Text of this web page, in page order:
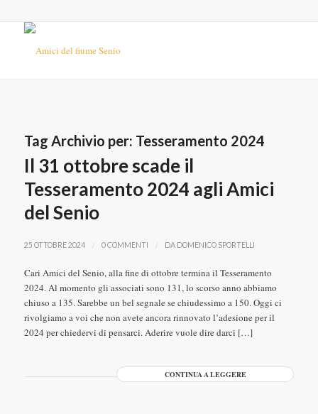
Tag Archivio per: Tesseramento 2024
Il 31 ottobre scade il
Tesseramento 2024 agli Amici
del Senio
25 OTTOBRE 2024 / 0 COMMENTI / DA DOMENICO SPORTELLI
Cari Amici del Senio, alla fine di ottobre termina il Tesseramento
2024. Al momento gli associati sono 131, lo scorso anno abbiamo
chiuso a 135. Sarebbe un bel segnale se chiudessimo a 150. Oggi ci
rivolgiamo a voi che non avete ancora rinnovato l’adesione per il
2024 per chiedervi di pensarci. Aderire vuole dire darci […]
CONTINUA A LEGGERE